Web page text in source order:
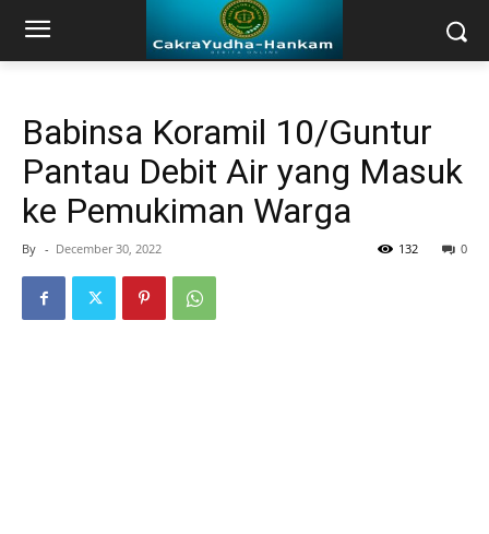
Babinsa Koramil 10/Guntur
Pantau Debit Air yang Masuk
ke Pemukiman Warga
By - December 30, 2022 0
132